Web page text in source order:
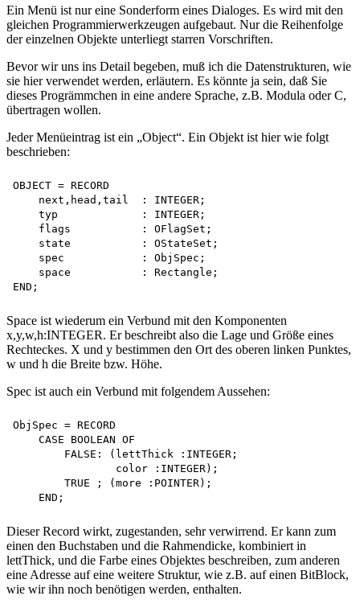
Ein Menü ist nur eine Sonderform eines Dialoges. Es wird mit den
gleichen Programmierwerkzeugen aufgebaut. Nur die Reihenfolge
der einzelnen Objekte unterliegt starren Vorschriften.
Bevor wir uns ins Detail begeben, muß ich die Datenstrukturen, wie
sie hier verwendet werden, erläutern. Es könnte ja sein, daß Sie
dieses Progrämmchen in eine andere Sprache, z.B. Modula oder C,
übertragen wollen.
Jeder Menüeintrag ist ein „Object“. Ein Objekt ist hier wie folgt
beschrieben:
OBJECT = RECORD
    next,head,tail  : INTEGER;
    typ             : INTEGER;
    flags           : OFlagSet;
    state           : OStateSet;
    spec            : ObjSpec;
    space           : Rectangle;
Space ist wiederum ein Verbund mit den Komponenten
x,y,w,h:INTEGER. Er beschreibt also die Lage und Größe eines
Rechteckes. X und y bestimmen den Ort des oberen linken Punktes,
w und h die Breite bzw. Höhe.
Spec ist auch ein Verbund mit folgendem Aussehen:
ObjSpec = RECORD
    CASE BOOLEAN OF
        FALSE: (lettThick :INTEGER;
                color :INTEGER);
        TRUE ; (more :POINTER);
Dieser Record wirkt, zugestanden, sehr verwirrend. Er kann zum
einen den Buchstaben und die Rahmendicke, kombiniert in
lettThick, und die Farbe eines Objektes beschreiben, zum anderen
eine Adresse auf eine weitere Struktur, wie z.B. auf einen BitBlock,
wie wir ihn noch benötigen werden, enthalten.